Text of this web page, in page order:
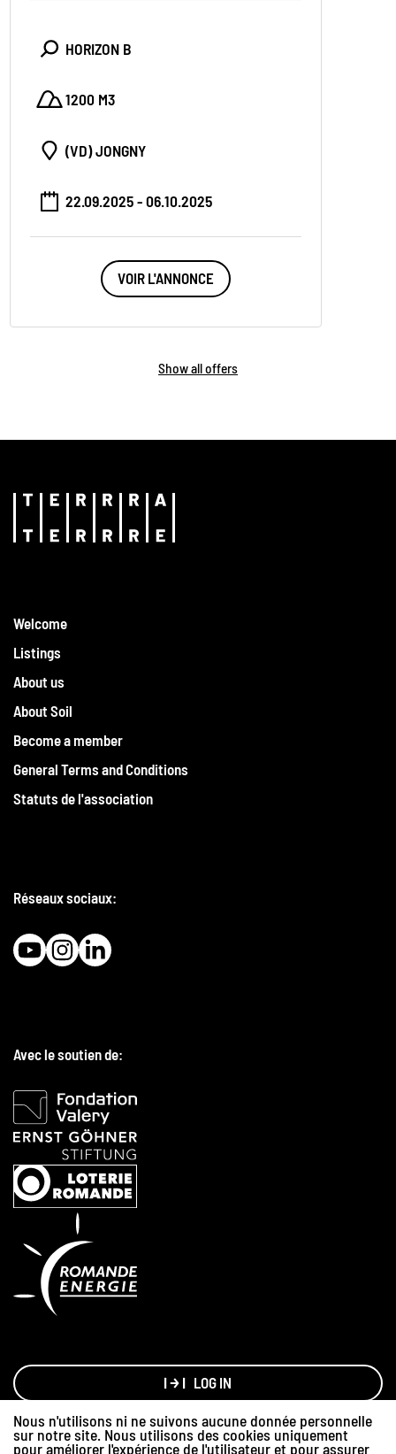
HORIZON B
1200 M3
(VD) JONGNY
22.09.2025 - 06.10.2025
VOIR L'ANNONCE
Show all offers
Nous n'utilisons ni ne suivons aucune donnée personnelle
sur notre site. Nous utilisons des cookies uniquement
pour améliorer l'expérience de l'utilisateur et pour assurer
Welcome
Listings
About us
About Soil
Become a member
General Terms and Conditions
Statuts de l'association
Réseaux sociaux:
Avec le soutien de:
LOG IN
Made with love by Hawaii Interactive
Graphisme: Sylvain Debraz